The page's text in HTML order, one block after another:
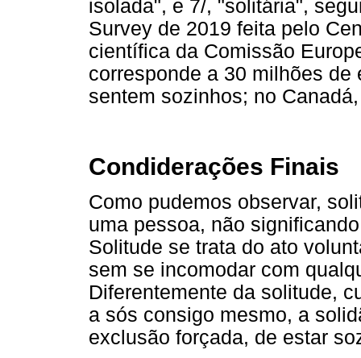
isolada", e 7/, "solitária",
Survey de 2019 feita pelo
científica da Comissão
corresponde a 30 milhões
sentem sozinhos; no
Condiderações Finais
Como pudemos observar,
uma pessoa, não
Solitude se trata do ato
sem se incomodar com
Diferentemente da solitude,
a sós consigo mesmo, a
exclusão forçada, de estar